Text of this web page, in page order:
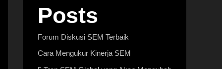
Posts
Forum Diskusi SEM Terbaik
Cara Mengukur Kinerja SEM